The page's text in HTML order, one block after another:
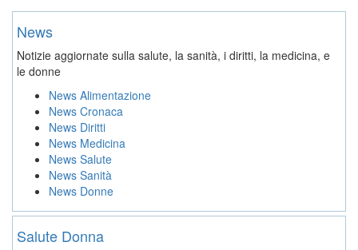
News
Notizie aggiornate sulla salute, la sanità, i diritti, la medicina, e
le donne
News Alimentazione
News Cronaca
News Diritti
News Medicina
News Salute
News Sanità
News Donne
Salute Donna